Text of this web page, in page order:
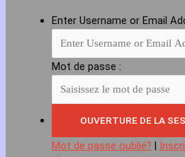
Enter Username or Email
Mot de passe :
Mot de passe oublié? |